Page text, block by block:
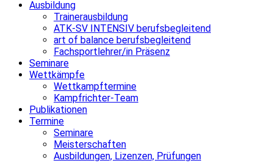
Ausbildung
Trainerausbildung
ATK-SV INTENSIV berufsbegleitend
art of balance berufsbegleitend
Fachsportlehrer/in Präsenz
Seminare
Wettkämpfe
Wettkampftermine
Kampfrichter-Team
Publikationen
Termine
Seminare
Meisterschaften
Ausbildungen, Lizenzen, Prüfungen